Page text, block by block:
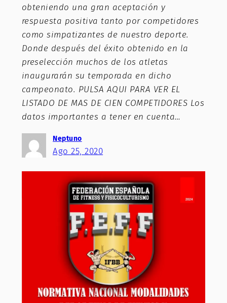
obteniendo una gran aceptación y
respuesta positiva tanto por competidores
como simpatizantes de nuestro deporte.
Donde después del éxito obtenido en la
preselección muchos de los atletas
inaugurarán su temporada en dicho
campeonato. PULSA AQUI PARA VER EL
LISTADO DE MAS DE CIEN COMPETIDORES Los
datos importantes a tener en cuenta…
Neptuno
Ago 25, 2020